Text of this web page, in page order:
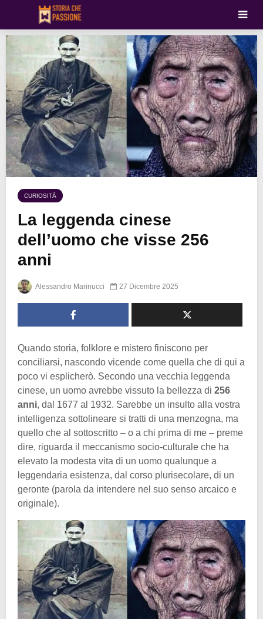
CURIOSITÀ
La leggenda cinese
dell’uomo che visse 256
anni
Alessandro Marinucci 27 Dicembre 2025
Quando storia, folklore e mistero finiscono per
conciliarsi, nascondo vicende come quella che di qui a
poco vi esplicherò. Secondo una vecchia leggenda
cinese, un uomo avrebbe vissuto la bellezza di 256
anni, dal 1677 al 1932. Sarebbe un insulto alla vostra
intelligenza sottolineare si tratti di una menzogna, ma
quello che al sottoscritto – o a chi prima di me – preme
dire, riguarda il meccanismo socio-culturale che ha
elevato la modesta vita di un uomo qualunque a
leggendaria esistenza, dal corso plurisecolare, di un
geronte (parola da intendere nel suo senso arcaico e
originale).